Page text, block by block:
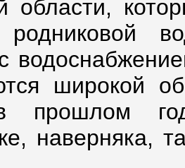
области,
родниковой
широкой
прошлом
наверняка,